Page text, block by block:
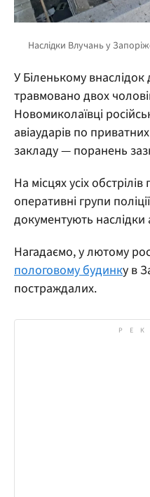
У Біленькому внаслідок
травмовано двох
Новомиколаївці
авіаударів по
закладу — поранень
На місцях усіх
оперативні групи
документують наслідки
Нагадаємо, у лютому
пологовому будинку в
постраждалих.